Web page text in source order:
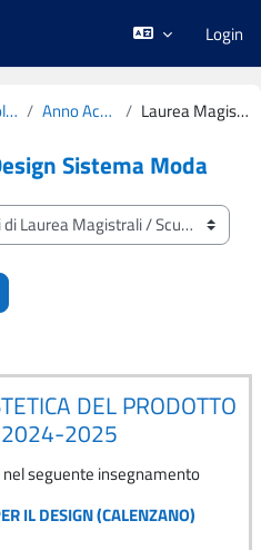
Login
Scuola di Architettura Anno Accademico 2024-2025 Laurea Magistrale in Design Sistema Moda
Sistema Moda
corsi
DEL PRODOTTO
2024-2025
seguente insegnamento
IL DESIGN (CALENZANO)